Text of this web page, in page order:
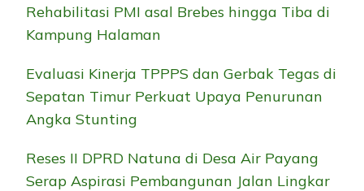
Rehabilitasi PMI asal Brebes hingga Tiba di
Kampung Halaman
Evaluasi Kinerja TPPPS dan Gerbak Tegas di
Sepatan Timur Perkuat Upaya Penurunan
Angka Stunting
Reses II DPRD Natuna di Desa Air Payang
Serap Aspirasi Pembangunan Jalan Lingkar